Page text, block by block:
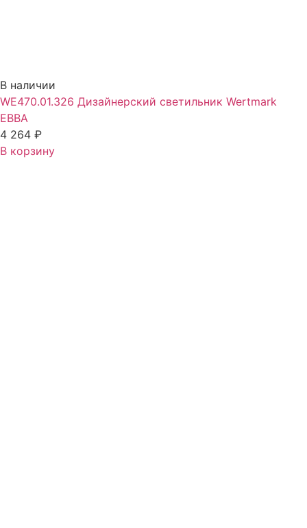
В наличии
WE470.01.326 Дизайнерский светильник Wertmark
EBBA
4 264 ₽
В корзину